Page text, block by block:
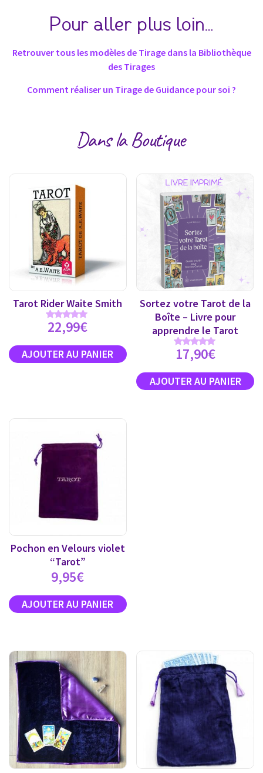
Pour aller plus loin…
Retrouver tous les modèles de Tirage dans la Bibliothèque
des Tirages
Comment réaliser un Tirage de Guidance pour soi ?
Dans la Boutique
Tarot Rider Waite Smith
Note
4.89
22,99€
Sortez votre Tarot de la
Boîte – Livre pour
apprendre le Tarot
Note
5.00
17,90€
Pochon en Velours violet
“Tarot”
9,95€